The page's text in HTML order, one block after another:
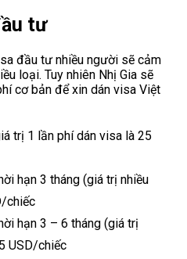
tư
đầu tư nhiều người sẽ cảm
loại. Tuy nhiên Nhị Gia sẽ
cơ bản để xin dán visa Việt
trị 1 lần phí dán visa là 25
hạn 3 tháng (giá trị nhiều
chiếc
hạn 3 – 6 tháng (giá trị
USD/chiếc